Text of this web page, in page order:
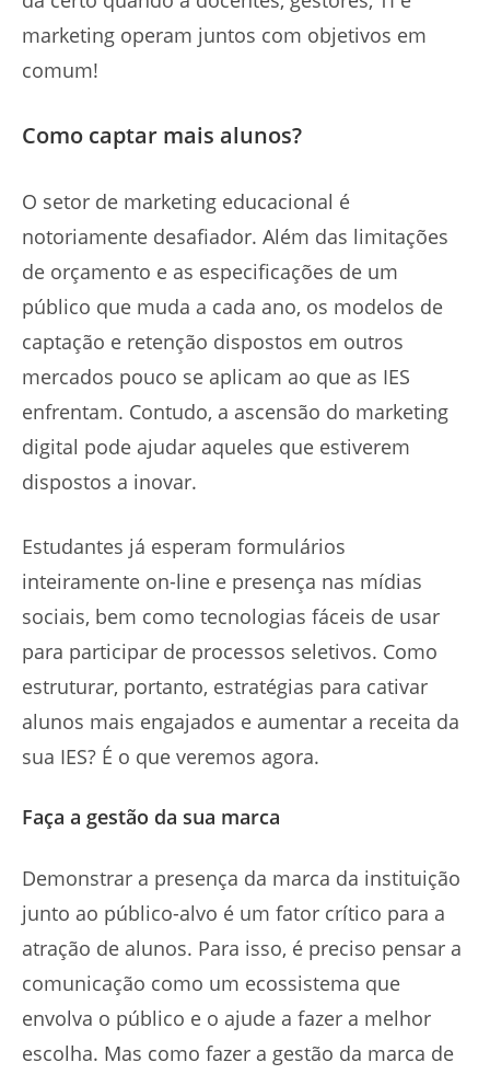
marketing operam juntos com objetivos em
comum!
Como captar mais alunos?
O setor de marketing educacional é
notoriamente desafiador. Além das limitações
de orçamento e as especificações de um
público que muda a cada ano, os modelos de
captação e retenção dispostos em outros
mercados pouco se aplicam ao que as IES
enfrentam. Contudo, a ascensão do marketing
digital pode ajudar aqueles que estiverem
dispostos a inovar.
Estudantes já esperam formulários
inteiramente on-line e presença nas mídias
sociais, bem como tecnologias fáceis de usar
para participar de processos seletivos. Como
estruturar, portanto, estratégias para cativar
alunos mais engajados e aumentar a receita da
sua IES? É o que veremos agora.
Faça a gestão da sua marca
Demonstrar a presença da marca da instituição
junto ao público-alvo é um fator crítico para a
atração de alunos. Para isso, é preciso pensar a
comunicação como um ecossistema que
envolva o público e o ajude a fazer a melhor
escolha. Mas como fazer a gestão da marca de